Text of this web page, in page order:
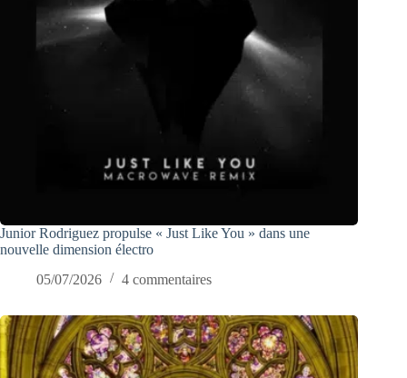
Junior Rodriguez propulse « Just Like You » dans une
nouvelle dimension électro
05/07/2026
4 commentaires